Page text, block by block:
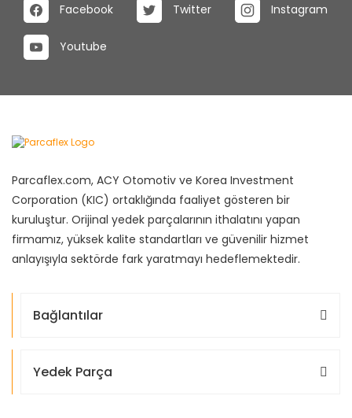
Facebook Twitter Instagram
Youtube
Parcaflex.com, ACY Otomotiv ve Korea Investment
Corporation (KIC) ortaklığında faaliyet gösteren bir
kuruluştur. Orijinal yedek parçalarının ithalatını yapan
firmamız, yüksek kalite standartları ve güvenilir hizmet
anlayışıyla sektörde fark yaratmayı hedeflemektedir.
Bağlantılar
Yedek Parça